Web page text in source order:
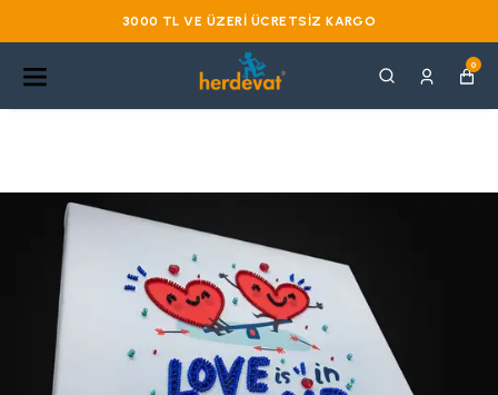
3000 TL VE ÜZERI ÜCRETSIZ KARGO
0